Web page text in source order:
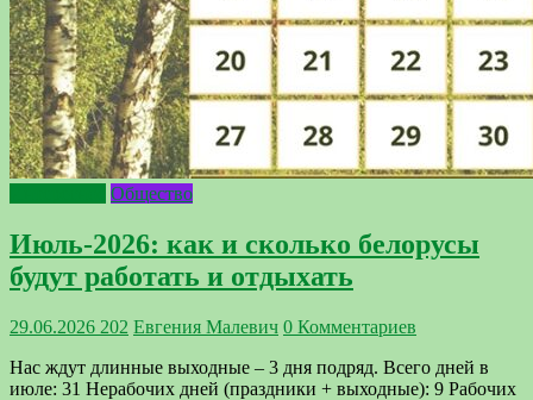
Общество
Июль-2026: как и сколько белорусы
будут работать и отдыхать
29.06.2026 202 Евгения Малевич 0 Комментариев
Нас ждут длинные выходные – 3 дня подряд. Всего дней в
июле: 31 Нерабочих дней (праздники + выходные): 9 Рабочих